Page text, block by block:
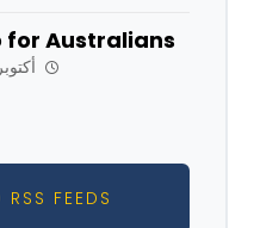
for Australians
أكتوبر ١٧, ٢٠٢٥
FEEDS